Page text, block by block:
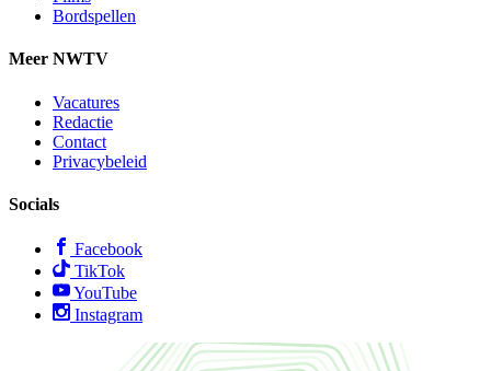
Bordspellen
Meer NWTV
Vacatures
Redactie
Contact
Privacybeleid
Socials
Facebook
TikTok
YouTube
Instagram